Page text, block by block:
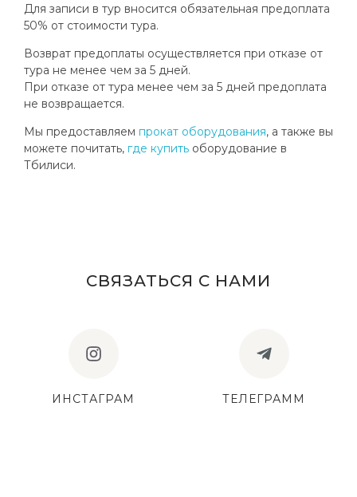
Для записи в тур вносится обязательная предоплата
50% от стоимости тура.
Возврат предоплаты осуществляется при отказе от
тура не менее чем за 5 дней.
При отказе от тура менее чем за 5 дней предоплата
не возвращается.
Мы предоставляем прокат оборудования, а также вы
можете почитать, где купить оборудование в
Тбилиси.
СВЯЗАТЬСЯ С НАМИ
ИНСТАГРАМ ТЕЛЕГРАММ